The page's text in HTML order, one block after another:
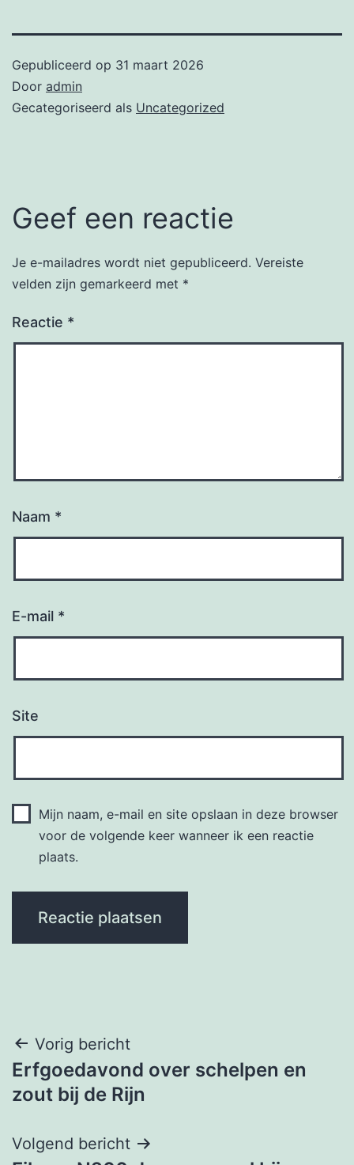
Gepubliceerd op 31 maart 2026
Door admin
Gecategoriseerd als Uncategorized
Geef een reactie
Je e-mailadres wordt niet gepubliceerd. Vereiste
velden zijn gemarkeerd met *
Reactie *
Naam *
E-mail *
Site
Mijn naam, e-mail en site opslaan in deze browser
voor de volgende keer wanneer ik een reactie
plaats.
Bericht
navigatie
Vorig bericht
Erfgoedavond over schelpen en
zout bij de Rijn
Volgend bericht